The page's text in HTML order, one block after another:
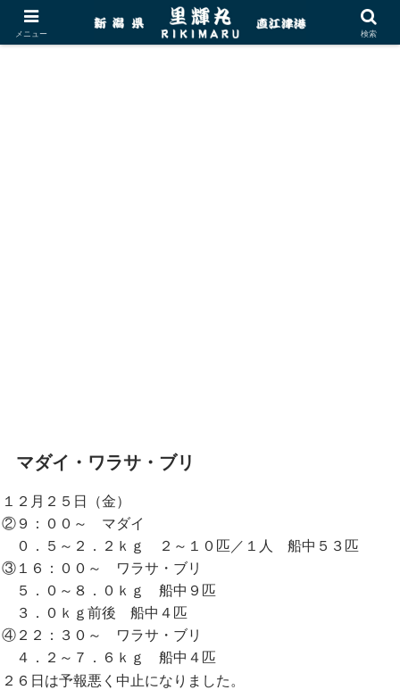
マダイ・ワラサ・ブリ
１２月２５日（金）
②９：００～ マダイ
０．５～２．２ｋｇ ２～１０匹／１人 船中５３匹
③１６：００～ ワラサ・ブリ
５．０～８．０ｋｇ 船中９匹
３．０ｋｇ前後 船中４匹
④２２：３０～ ワラサ・ブリ
４．２～７．６ｋｇ 船中４匹
２６日は予報悪く中止になりました。
メニュー 検索